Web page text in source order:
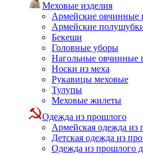
Меховые изделия
Армейские овчинные
Армейские
Бекеши
Головные уборы
Нагольные овчинные
Носки из меха
Рукавицы меховые
Тулупы
Меховые жилеты
Одежда из прошлого
Армейская одежда из
Детская одежда из
Одежда из прошлого